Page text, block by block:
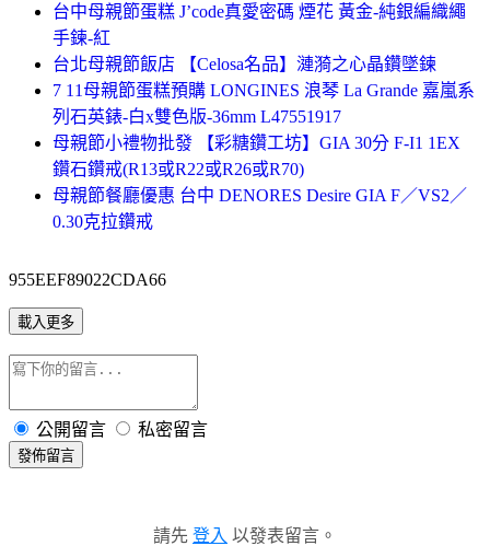
台中母親節蛋糕 J’code真愛密碼 煙花 黃金-純銀編織繩
手鍊-紅
台北母親節飯店 【Celosa名品】漣漪之心晶鑽墜鍊
7 11母親節蛋糕預購 LONGINES 浪琴 La Grande 嘉嵐系
列石英錶-白x雙色版-36mm L47551917
母親節小禮物批發 【彩糖鑽工坊】GIA 30分 F-I1 1EX
鑽石鑽戒(R13或R22或R26或R70)
母親節餐廳優惠 台中 DENORES Desire GIA F／VS2／
0.30克拉鑽戒
955EEF89022CDA66
載入更多
公開留言 私密留言
發佈留言
請先 登入 以發表留言。